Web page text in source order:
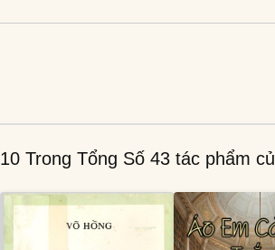
10 Trong Tổng Số 43 tác phẩm